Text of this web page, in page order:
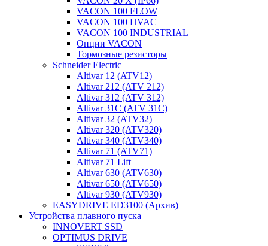
VACON 100 FLOW
VACON 100 HVAC
VACON 100 INDUSTRIAL
Опции VACON
Тормозные резисторы
Schneider Electric
Altivar 12 (ATV12)
Altivar 212 (ATV 212)
Altivar 312 (ATV 312)
Altivar 31C (ATV 31C)
Altivar 32 (ATV32)
Altivar 320 (ATV320)
Altivar 340 (ATV340)
Altivar 71 (ATV71)
Altivar 71 Lift
Altivar 630 (ATV630)
Altivar 650 (ATV650)
Altivar 930 (ATV930)
EASYDRIVE ED3100 (Архив)
Устройства плавного пуска
INNOVERT SSD
OPTIMUS DRIVE